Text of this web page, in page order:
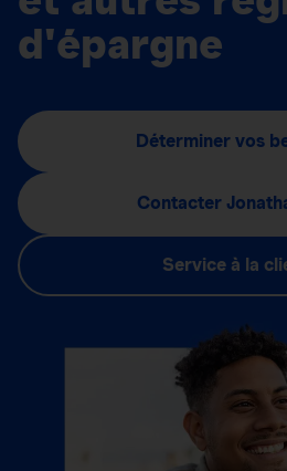
d'épargne
Déterminer vos
Contacter
Service à la